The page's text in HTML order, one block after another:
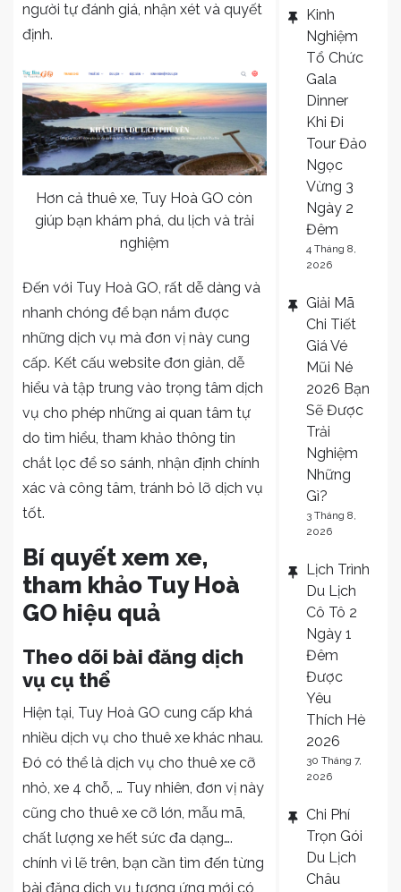
người tự đánh giá, nhận xét và quyết
định.
Hơn cả thuê xe, Tuy Hoà GO còn
giúp bạn khám phá, du lịch và trải
nghiệm
Đến với Tuy Hoà GO, rất dễ dàng và
nhanh chóng để bạn nắm được
những dịch vụ mà đơn vị này cung
cấp. Kết cấu website đơn giản, dễ
hiểu và tập trung vào trọng tâm dịch
vụ cho phép những ai quan tâm tự
do tìm hiểu, tham khảo thông tin
chắt lọc để so sánh, nhận định chính
xác và công tâm, tránh bỏ lỡ dịch vụ
tốt.
Bí quyết xem xe,
tham khảo Tuy Hoà
GO hiệu quả
Theo dõi bài đăng dịch
vụ cụ thể
Hiện tại, Tuy Hoà GO cung cấp khá
nhiều dịch vụ cho thuê xe khác nhau.
Đó có thể là dịch vụ cho thuê xe cỡ
nhỏ, xe 4 chỗ, … Tuy nhiên, đơn vị này
cũng cho thuê xe cỡ lớn, mẫu mã,
chất lượng xe hết sức đa dạng….
chính vì lẽ trên, bạn cần tìm đến từng
bài đăng dịch vụ tương ứng mới có
Kinh
Nghiệm
Tổ Chức
Gala
Dinner
Khi Đi
Tour Đảo
Ngọc
Vừng 3
Ngày 2
Đêm
4 Tháng 8,
2026
Giải Mã
Chi Tiết
Giá Vé
Mũi Né
2026 Bạn
Sẽ Được
Trải
Nghiệm
Những
Gì?
3 Tháng 8,
2026
Lịch Trình
Du Lịch
Cô Tô 2
Ngày 1
Đêm
Được
Yêu
Thích Hè
2026
30 Tháng 7,
2026
Chi Phí
Trọn Gói
Du Lịch
Châu